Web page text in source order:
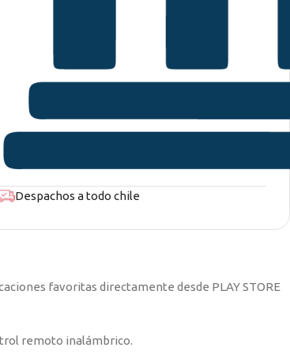
Despachos a todo chile
favoritas directamente desde PLAY STORE
remoto inalámbrico.